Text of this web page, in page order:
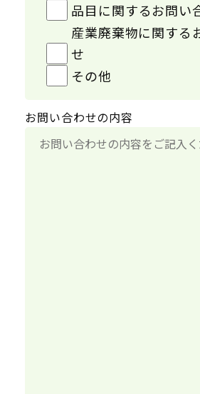
品目に関するお問い
産業廃棄物に関する
せ
その他
お問い合わせの内容